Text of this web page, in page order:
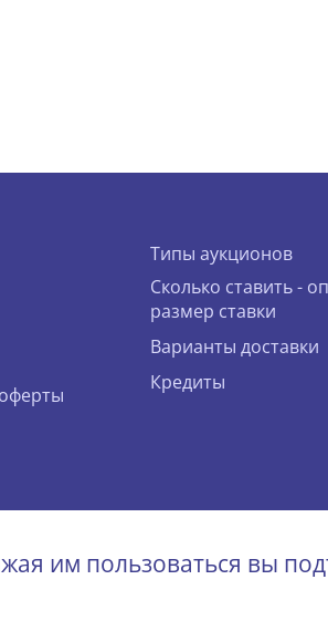
Типы аукционов
Сколько ставить -
размер ставки
Варианты доставки
Кредиты
им пользоваться вы